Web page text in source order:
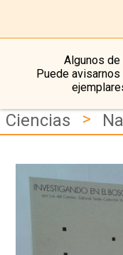
Algunos de
Puede
Ciencias >